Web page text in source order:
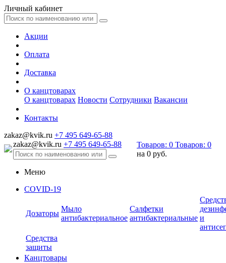
Личный кабинет
Акции
Оплата
Доставка
О канцтоварах
О канцтоварах Новости Сотрудники Вакансии
Контакты
zakaz@kvik.ru +7 495 649-65-88
zakaz@kvik.ru +7 495 649-65-88 Товаров: 0 Товаров: 0
на 0 руб.
Меню
COVID-19
Дозаторы
Мыло
антибактериальное
Салфетки
антибактериальные и
Средства
защиты
Канцтовары